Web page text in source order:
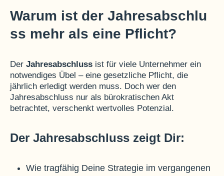
Warum ist der Jahresabschlu
ss mehr als eine Pflicht?
Der Jahresabschluss ist für viele Unternehmer ein
notwendiges Übel – eine gesetzliche Pflicht, die
jährlich erledigt werden muss. Doch wer den
Jahresabschluss nur als bürokratischen Akt
betrachtet, verschenkt wertvolles Potenzial.
Der Jahresabschluss zeigt Dir:
Wie tragfähig Deine Strategie im vergangenen